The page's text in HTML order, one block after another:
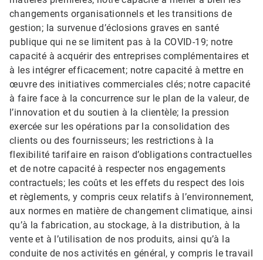
changements organisationnels et les transitions de
gestion; la survenue d’éclosions graves en santé
publique qui ne se limitent pas à la COVID-19; notre
capacité à acquérir des entreprises complémentaires et
à les intégrer efficacement; notre capacité à mettre en
œuvre des initiatives commerciales clés; notre capacité
à faire face à la concurrence sur le plan de la valeur, de
l’innovation et du soutien à la clientèle; la pression
exercée sur les opérations par la consolidation des
clients ou des fournisseurs; les restrictions à la
flexibilité tarifaire en raison d’obligations contractuelles
et de notre capacité à respecter nos engagements
contractuels; les coûts et les effets du respect des lois
et règlements, y compris ceux relatifs à l’environnement,
aux normes en matière de changement climatique, ainsi
qu’à la fabrication, au stockage, à la distribution, à la
vente et à l’utilisation de nos produits, ainsi qu’à la
conduite de nos activités en général, y compris le travail